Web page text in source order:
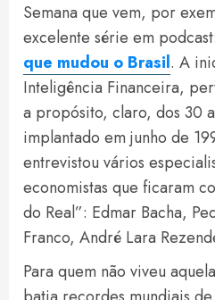
Semana que vem, por
excelente série em podcast:
que mudou o Brasil. A
Inteligência Financeira,
a propósito, claro, dos 30
implantado em junho de
entrevistou vários
economistas que ficaram
do Real”: Edmar Bacha,
Franco, André Lara
Para quem não viveu